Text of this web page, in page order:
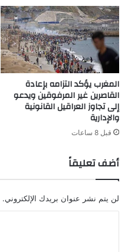
المغرب يؤكد التزامه بإعادة
القاصرين غير المرفوقين ويدعو
إلى تجاوز العراقيل القانونية
والإدارية
قبل 8 ساعات
أضف تعليقاً
لن يتم نشر عنوان بريدك الإلكتروني.